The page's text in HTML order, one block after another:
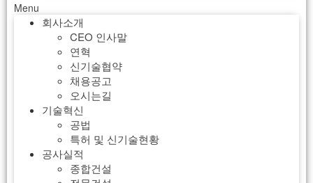
Menu
회사소개
CEO 인사말
연혁
신기술협약
채용공고
오시는길
기술혁신
공법
특허 및 신기술현황
공사실적
종합건설